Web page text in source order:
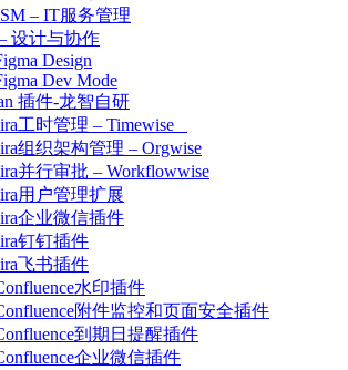
– IT服务管理
设计与协作
Design
Dev Mode
插件-龙智自研
工时管理 – Timewise
组织架构管理 – Orgwise
并行审批 – Workflowwise
用户管理扩展
企业微信插件
钉钉插件
飞书插件
水印插件
附件监控和页面安全插件
到期日提醒插件
企业微信插件